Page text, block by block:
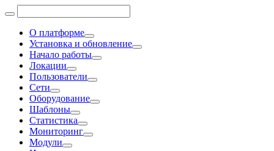
О платформе
Установка и обновление
Начало работы
Локации
Пользователи
Сети
Оборудование
Шаблоны
Статистика
Мониторинг
Модули